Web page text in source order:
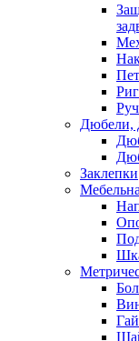
Дюбели,
Заклепки